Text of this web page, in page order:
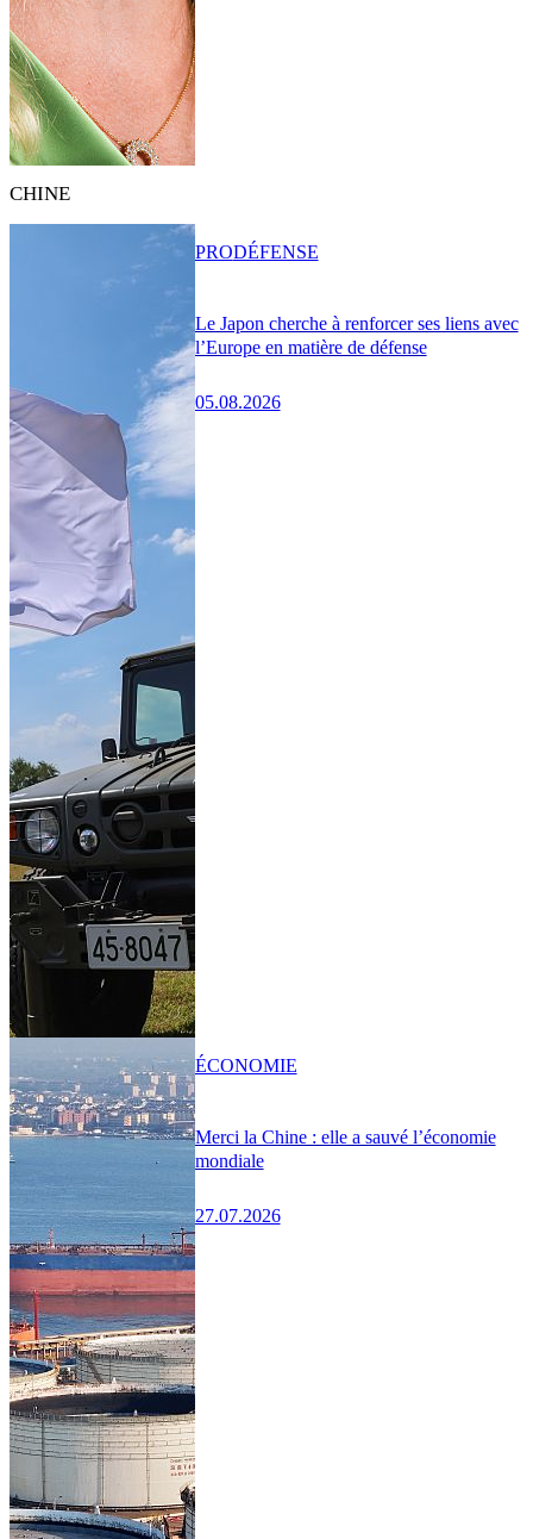
CHINE
Le Japon cherche à renforcer ses liens avec
l’Europe en matière de défense
05.08.2026
PRODÉFENSE
Merci la Chine : elle a sauvé l’économie
mondiale
27.07.2026
ÉCONOMIE